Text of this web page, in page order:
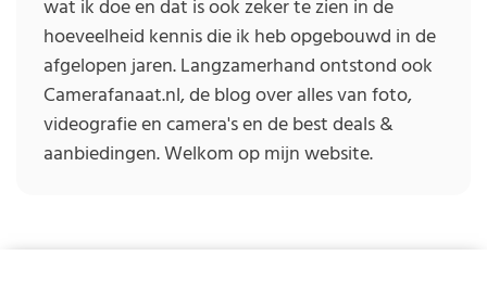
wat ik doe en dat is ook zeker te zien in de
hoeveelheid kennis die ik heb opgebouwd in de
afgelopen jaren. Langzamerhand ontstond ook
Camerafanaat.nl, de blog over alles van foto,
videografie en camera's en de best deals &
aanbiedingen. Welkom op mijn website.